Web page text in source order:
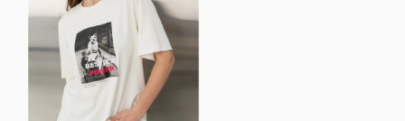
L/XXL